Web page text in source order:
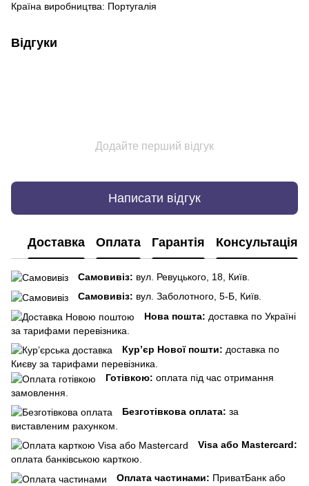
Країна виробництва: Португалія
Відгуки
Додайте перший відгук
Написати відгук
Доставка Оплата Гарантія Консультація
Самовивіз: вул. Ревуцького, 18, Київ.
Самовивіз: вул. Заболотного, 5-Б, Київ.
Нова пошта: доставка по Україні
за тарифами перевізника.
Кур’єр Нової пошти: доставка по
Києву за тарифами перевізника.
Готівкою: оплата під час отримання
замовлення.
Безготівкова оплата: за
виставленим рахунком.
Visa або Mastercard:
оплата банківською карткою.
Оплата частинами: ПриватБанк або